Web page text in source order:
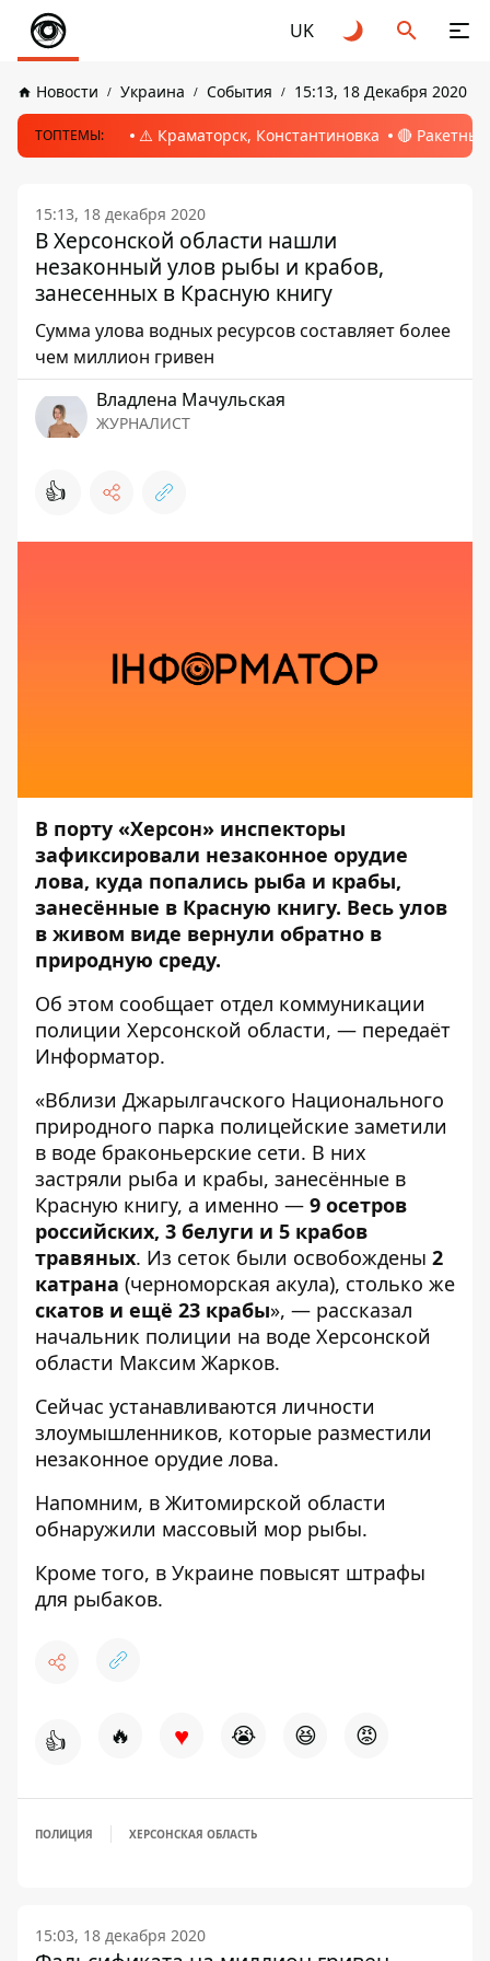
UK
Новости Украина События 15:13, 18 Декабря 2020
ТОПТЕМЫ: ⚠️ Краматорск, Константиновка 🔴
15:13, 18 декабря 2020
В Херсонской области нашли
незаконный улов рыбы и крабов,
занесенных в Красную книгу
Сумма улова водных ресурсов составляет более
чем миллион гривен
Владлена Мачульская
ЖУРНАЛИСТ
👍
В порту «Херсон» инспекторы
зафиксировали незаконное орудие
лова, куда попались рыба и крабы,
занесённые в Красную книгу. Весь улов
в живом виде вернули обратно в
природную среду.
Об этом сообщает отдел коммуникации
полиции Херсонской области, — передаёт
Информатор.
«Вблизи Джарылгачского Национального
природного парка полицейские заметили
в воде браконьерские сети. В них
застряли рыба и крабы, занесённые в
Красную книгу, а именно — 9 осетров
российских, 3 белуги и 5 крабов
травяных. Из сеток были освобождены 2
катрана (черноморская акула), столько же
скатов и ещё 23 крабы», — рассказал
начальник полиции на воде Херсонской
области Максим Жарков.
Сейчас устанавливаются личности
злоумышленников, которые разместили
незаконное орудие лова.
Напомним, в Житомирской области
обнаружили массовый мор рыбы.
Кроме того, в Украине повысят штрафы
для рыбаков.
👍 🔥 ♥ 😭 😆 😡
ПОЛИЦИЯ ХЕРСОНСКАЯ ОБЛАСТЬ
15:03, 18 декабря 2020